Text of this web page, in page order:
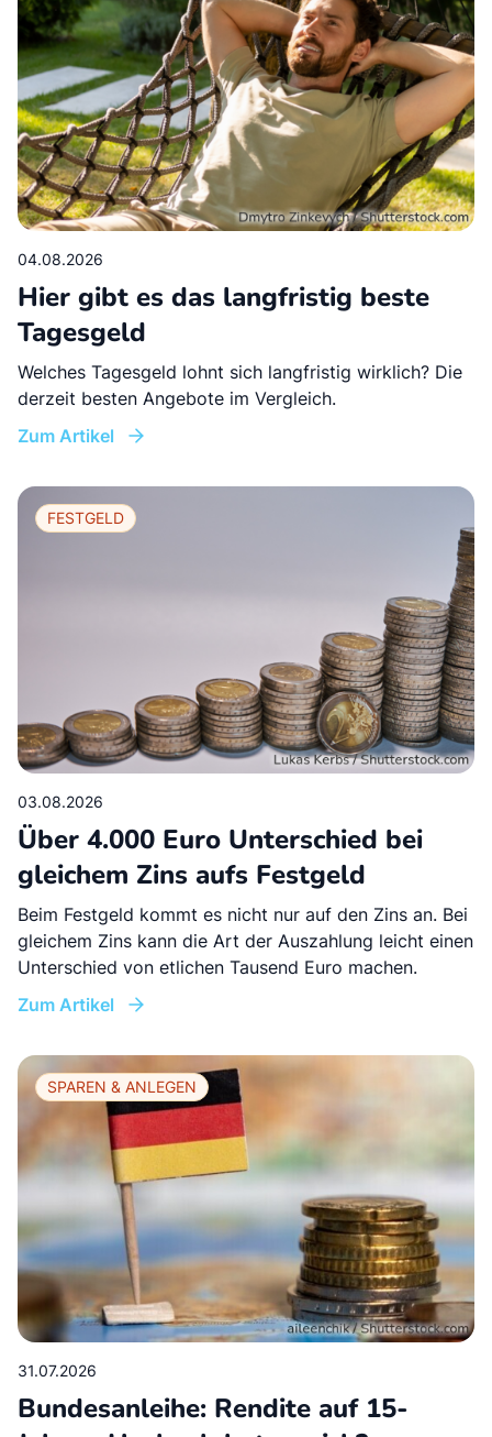
04.08.2026
Hier gibt es das langfristig beste
Tagesgeld
Welches Tagesgeld lohnt sich langfristig wirklich? Die
derzeit besten Angebote im Vergleich.
Zum Artikel
FESTGELD
03.08.2026
Über 4.000 Euro Unterschied bei
gleichem Zins aufs Festgeld
Beim Festgeld kommt es nicht nur auf den Zins an. Bei
gleichem Zins kann die Art der Auszahlung leicht einen
Unterschied von etlichen Tausend Euro machen.
Zum Artikel
SPAREN & ANLEGEN
31.07.2026
Bundesanleihe: Rendite auf 15-